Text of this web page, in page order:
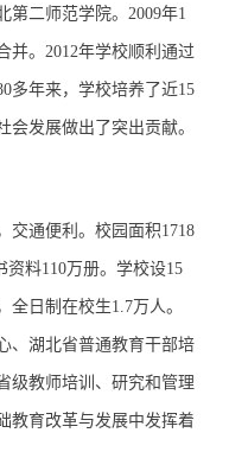
第二师范学院。2009年1
并。2012年学校顺利通过
多年来，学校培养了近15
会发展做出了突出贡献。
交通便利。校园面积1718
料110万册。学校设15
日制在校生1.7万人。
、湖北省普通教育干部培
级教师培训、研究和管理
教育改革与发展中发挥着